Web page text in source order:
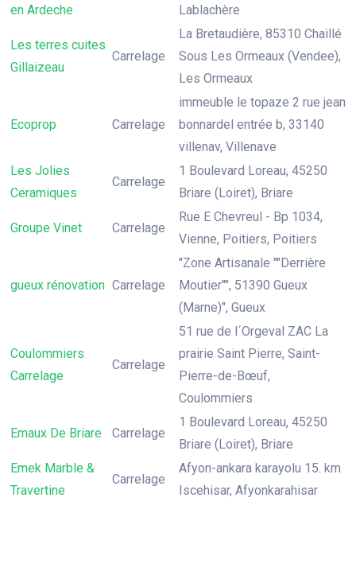
en Ardeche Lablachère
Les terres cuites
Gillaizeau
Carrelage
La Bretaudière, 85310 Chaillé
Sous Les Ormeaux (Vendee),
Les Ormeaux
Ecoprop Carrelage
immeuble le topaze 2 rue jean
bonnardel entrée b, 33140
villenav, Villenave
Les Jolies
Ceramiques
Carrelage
1 Boulevard Loreau, 45250
Briare (Loiret), Briare
Groupe Vinet Carrelage
Rue E Chevreul - Bp 1034,
Vienne, Poitiers, Poitiers
gueux rénovation Carrelage
"Zone Artisanale ""Derrière
Moutier"", 51390 Gueux
(Marne)", Gueux
Coulommiers
Carrelage
Carrelage
51 rue de l´Orgeval ZAC La
prairie Saint Pierre, Saint-
Pierre-de-Bœuf,
Coulommiers
Emaux De Briare Carrelage
1 Boulevard Loreau, 45250
Briare (Loiret), Briare
Emek Marble &
Travertine
Carrelage
Afyon-ankara karayolu 15. km
Iscehisar, Afyonkarahisar